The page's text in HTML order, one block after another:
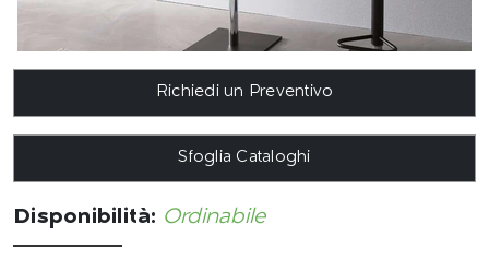
Richiedi un Preventivo
Sfoglia Cataloghi
Disponibilità: Ordinabile